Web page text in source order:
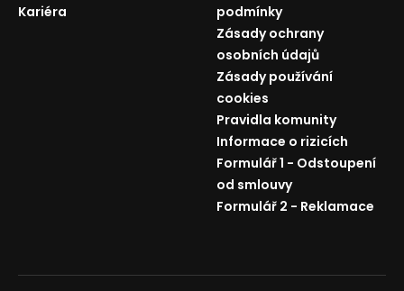
Kariéra
podmínky
Zásady ochrany
osobních údajů
Zásady používání
cookies
Pravidla komunity
Informace o rizicích
Formulář 1 - Odstoupení
od smlouvy
Formulář 2 - Reklamace